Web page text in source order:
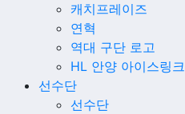
캐치프레이즈
연혁
역대 구단 로고
HL 안양 아이스링크
선수단
선수단